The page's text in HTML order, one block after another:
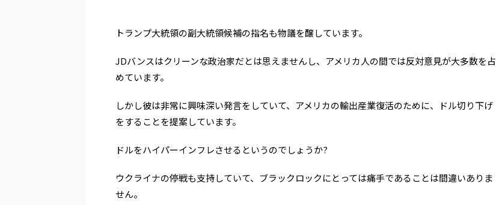
トランプ大統領の副大統領候補の指名も物議を醸しています。
JDバンスはクリーンな政治家だとは思えませんし、アメリカ人の間では反対意見が大多数を占
めています。
しかし彼は非常に興味深い発言をしていて、アメリカの輸出産業復活のために、ドル切り下げ
をすることを提案しています。
ドルをハイパーインフレさせるというのでしょうか?
ウクライナの停戦も支持していて、ブラックロックにとっては痛手であることは間違いありま
せん。